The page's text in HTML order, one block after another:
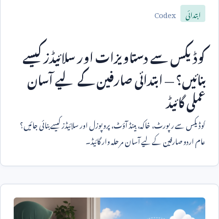
ابتدائی Codex
کوڈیکس سے دستاویزات اور سلائیڈز کیسے
بنائیں؟ — ابتدائی صارفین کے لیے آسان
عملی گائیڈ
کوڈیکس سے رپورٹ، خاکہ، ہینڈ آؤٹ، پروپوزل اور سلائیڈز کیسے بنائی جائیں؟
عام اردو صارفین کے لیے آسان مرحلہ وار گائیڈ۔